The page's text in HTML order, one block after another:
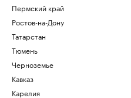
Пермский край
Ростов-на-Дону
Татарстан
Тюмень
Черноземье
Кавказ
Карелия